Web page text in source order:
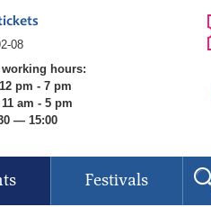
08
hours:
12 pm - 7 pm
11 am - 5 pm
— 15:00
Festivals